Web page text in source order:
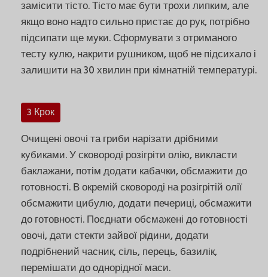
замісити тісто. Тісто має бути трохи липким, але
якщо воно надто сильно пристає до рук, потрібно
підсипати ще муки. Сформувати з отриманого
тесту кулю, накрити рушником, щоб не підсихало і
залишити на 30 хвилин при кімнатній температурі.
3 Крок
Очищені овочі та гриби нарізати дрібними
кубиками. У сковороді розігріти олію, викласти
баклажани, потім додати кабачки, обсмажити до
готовності. В окремій сковороді на розігрітій олії
обсмажити цибулю, додати печериці, обсмажити
до готовності. Поєднати обсмажені до готовності
овочі, дати стекти зайвої рідини, додати
подрібнений часник, сіль, перець, базилік,
перемішати до однорідної маси.